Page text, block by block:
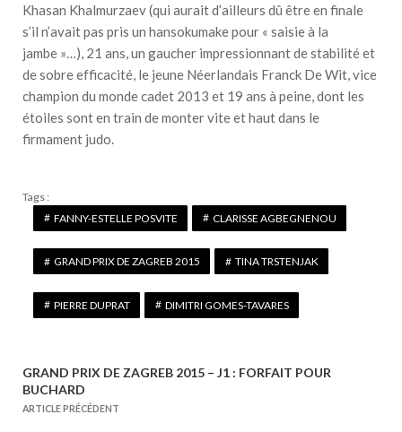
Khasan Khalmurzaev (qui aurait d’ailleurs dû être en finale
s’il n’avait pas pris un hansokumake pour « saisie à la
jambe »…), 21 ans, un gaucher impressionnant de stabilité et
de sobre efficacité, le jeune Néerlandais Franck De Wit, vice
champion du monde cadet 2013 et 19 ans à peine, dont les
étoiles sont en train de monter vite et haut dans le
firmament judo.
Tags :
FANNY-ESTELLE POSVITE
CLARISSE AGBEGNENOU
GRAND PRIX DE ZAGREB 2015 TINA TRSTENJAK
PIERRE DUPRAT DIMITRI GOMES-TAVARES
N
a
GRAND PRIX DE ZAGREB 2015 – J1 : FORFAIT POUR
BUCHARD
ARTICLE PRÉCÉDENT